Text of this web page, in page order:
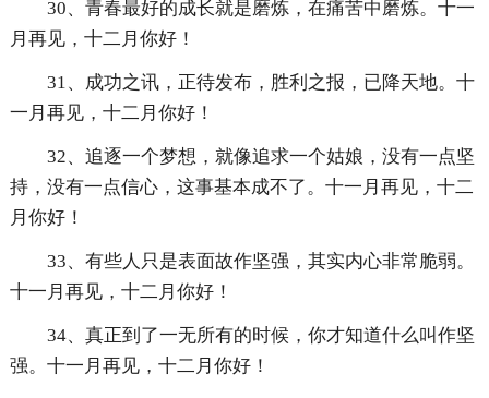
30、青春最好的成长就是磨炼，在痛苦中磨炼。十一
月再见，十二月你好！
31、成功之讯，正待发布，胜利之报，已降天地。十
一月再见，十二月你好！
32、追逐一个梦想，就像追求一个姑娘，没有一点坚
持，没有一点信心，这事基本成不了。十一月再见，十二
月你好！
33、有些人只是表面故作坚强，其实内心非常脆弱。
十一月再见，十二月你好！
34、真正到了一无所有的时候，你才知道什么叫作坚
强。十一月再见，十二月你好！